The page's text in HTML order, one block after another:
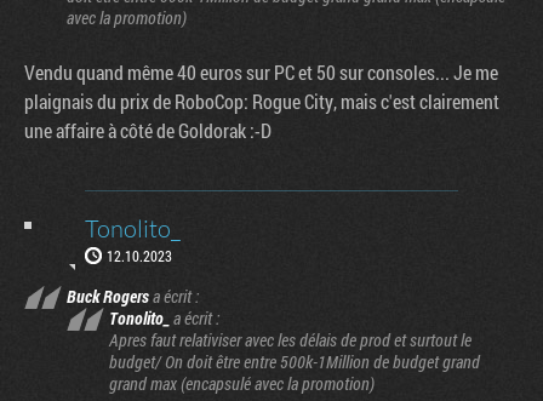
avec la promotion)
Vendu quand même 40 euros sur PC et 50 sur consoles... Je me
plaignais du prix de RoboCop: Rogue City, mais c'est clairement
une affaire à côté de Goldorak :-D
Tonolito_
12.10.2023
Buck Rogersa écrit :
Tonolito_ a écrit :
Apres faut relativiser avec les délais de prod et surtout le
budget/ On doit être entre 500k-1Million de budget grand
grand max (encapsulé avec la promotion)